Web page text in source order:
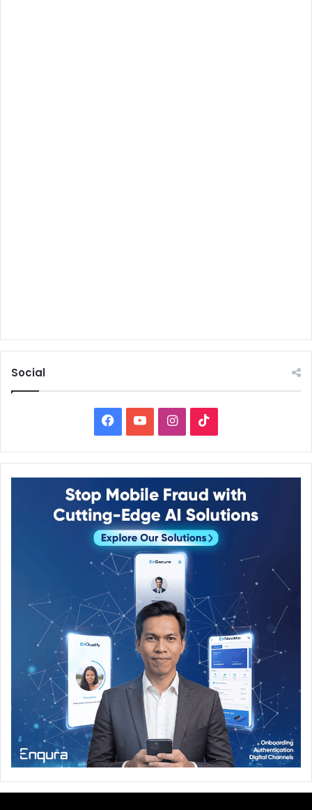
Social
Facebook
YouTubeInstagram